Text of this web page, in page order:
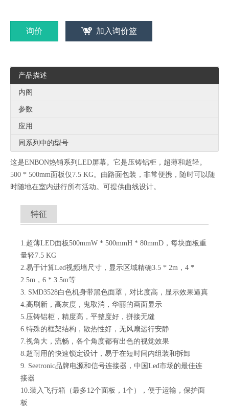
询价 加入询价篮
产品描述
内阁
参数
应用
同系列中的型号
这是ENBON热销系列LED屏幕。它是压铸铝柜，超薄和超轻。
500 * 500mm面板仅7.5 KG。由路面包装，非常便携，随时可以随
时随地在室内进行所有活动。可提供曲线设计。
特征
1.超薄LED面板500mmW * 500mmH * 80mmD，每块面板重
量轻7.5 KG
2.易于计算Led视频墙尺寸，显示区域精确3.5 * 2m，4 *
2.5m，6 * 3.5m等
3. SMD3528白色机身带黑色面罩，对比度高，显示效果逼真
4.高刷新，高灰度，鬼取消，华丽的画面显示
5.压铸铝柜，精度高，平整度好，拼接无缝
6.特殊的框架结构，散热性好，无风扇运行安静
7.视角大，流畅，各个角度都有出色的视觉效果
8.超耐用的快速锁定设计，易于在短时间内组装和拆卸
9. Seetronic品牌电源和信号连接器，中国Led市场的最佳连
接器
10.装入飞行箱（最多12个面板，1个），便于运输，保护面
板